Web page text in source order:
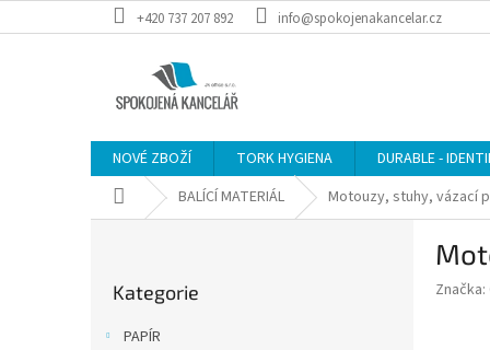
na
+420 737 207 892 info@spokojenakancelar.cz
NOVÉ ZBOŽÍ TORK HYGIENA DURABLE -
Domů BALÍCÍ MATERIÁL Motouzy, stuhy, vázací
kategorie
Kategorie
PAPÍR
Značka: